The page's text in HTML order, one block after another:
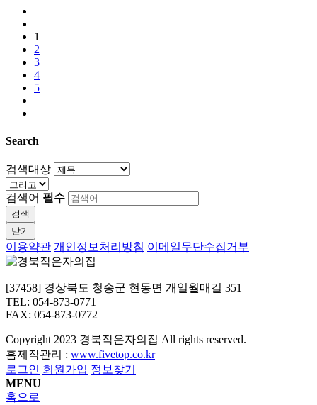
1
2
3
4
5
Search
검색대상
검색어 필수
검색
닫기
이용약관 개인정보처리방침 이메일무단수집거부
[37458] 경상북도 청송군 현동면 개일월매길 351
TEL: 054-873-0771
FAX: 054-873-0772
Copyright 2023 경북작은자의집 All rights reserved.
홈제작관리 : www.fivetop.co.kr
로그인 회원가입 정보찾기
MENU
홈으로